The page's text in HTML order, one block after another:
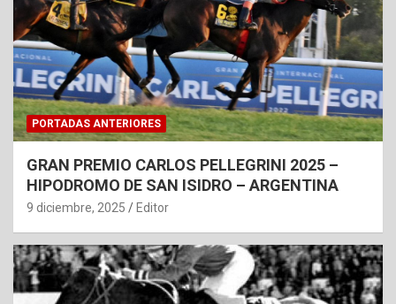
PORTADAS ANTERIORES
GRAN PREMIO CARLOS PELLEGRINI 2025 –
HIPODROMO DE SAN ISIDRO – ARGENTINA
9 diciembre, 2025 Editor